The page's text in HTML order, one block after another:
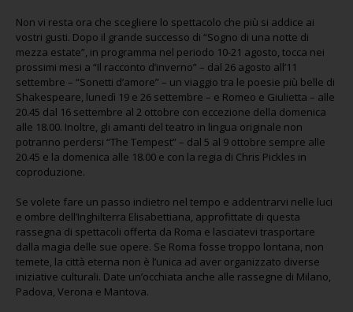
Non vi resta ora che scegliere lo spettacolo che più si addice ai
vostri gusti. Dopo il grande successo di “Sogno di una notte di
mezza estate”, in programma nel periodo 10-21 agosto, tocca nei
prossimi mesi a “Il racconto d’inverno” – dal 26 agosto all’11
settembre – “Sonetti d’amore” – un viaggio tra le poesie più belle di
Shakespeare, lunedì 19 e 26 settembre – e Romeo e Giulietta – alle
20.45 dal 16 settembre al 2 ottobre con eccezione della domenica
alle 18.00. Inoltre, gli amanti del teatro in lingua originale non
potranno perdersi “The Tempest” – dal 5 al 9 ottobre sempre alle
20.45 e la domenica alle 18.00 e con la regia di Chris Pickles in
coproduzione.
Se volete fare un passo indietro nel tempo e addentrarvi nelle luci
e ombre dell’Inghilterra Elisabettiana, approfittate di questa
rassegna di spettacoli offerta da Roma e lasciatevi trasportare
dalla magia delle sue opere. Se Roma fosse troppo lontana, non
temete, la città eterna non è l’unica ad aver organizzato diverse
iniziative culturali. Date un’occhiata anche alle rassegne di Milano,
Padova, Verona e Mantova.